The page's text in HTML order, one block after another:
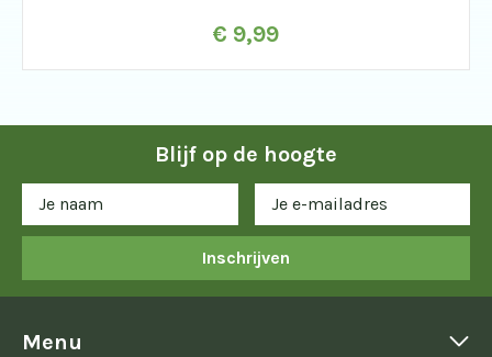
€ 9,99
Blijf op de hoogte
Inschrijven
Menu